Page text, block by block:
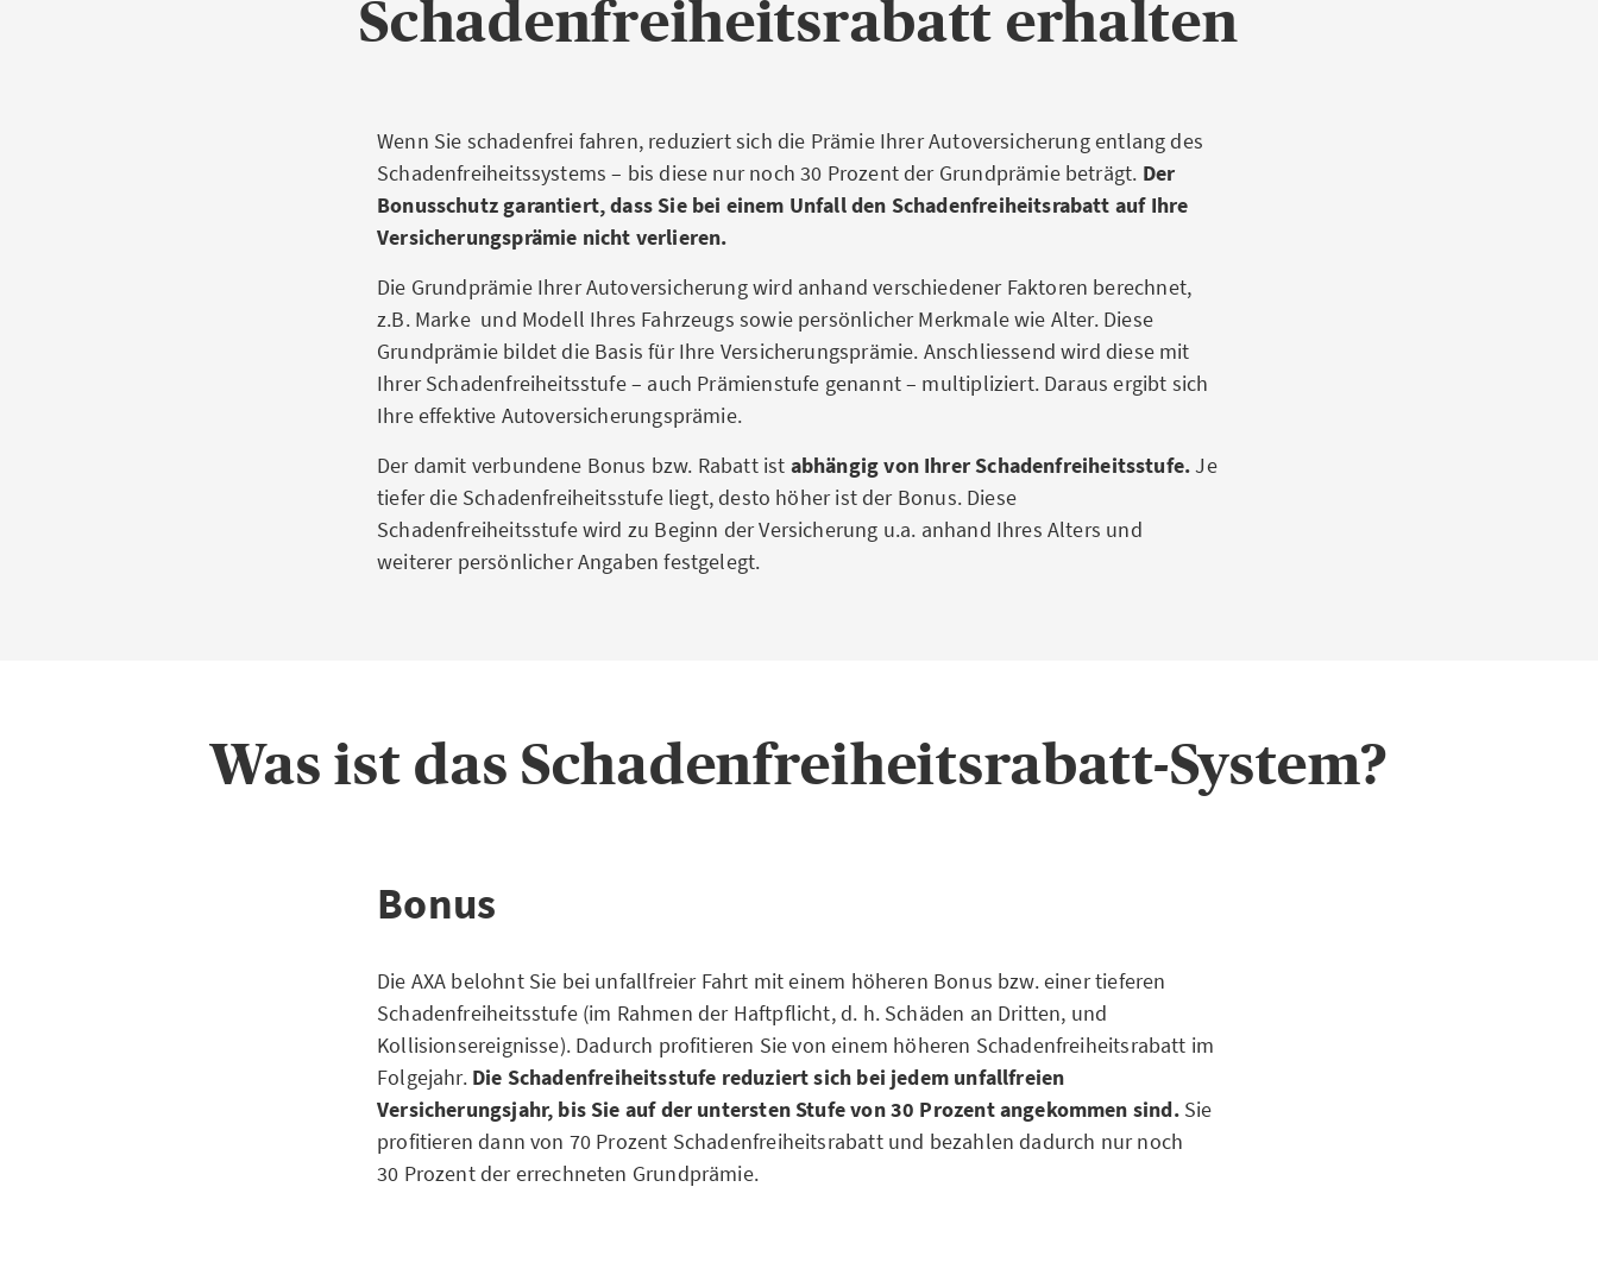
Schadenfreiheitsrabatt erhalten
Wenn Sie schadenfrei fahren, reduziert sich die Prämie Ihrer Autoversicherung entlang des
Schadenfreiheitssystems – bis diese nur noch 30 Prozent der Grundprämie beträgt. Der
Bonusschutz garantiert, dass Sie bei einem Unfall den Schadenfreiheitsrabatt auf Ihre
Versicherungsprämie nicht verlieren.
Die Grundprämie Ihrer Autoversicherung wird anhand verschiedener Faktoren berechnet,
z.B. Marke und Modell Ihres Fahrzeugs sowie persönlicher Merkmale wie Alter. Diese
Grundprämie bildet die Basis für Ihre Versicherungsprämie. Anschliessend wird diese mit
Ihrer Schadenfreiheitsstufe – auch Prämienstufe genannt – multipliziert. Daraus ergibt sich
Ihre effektive Autoversicherungsprämie.
Der damit verbundene Bonus bzw. Rabatt ist abhängig von Ihrer Schadenfreiheitsstufe.Je
tiefer die Schadenfreiheitsstufe liegt, desto höher ist der Bonus. Diese
Schadenfreiheitsstufe wird zu Beginn der Versicherung u.a. anhand Ihres Alters und
weiterer persönlicher Angaben festgelegt.
Was ist das Schadenfreiheitsrabatt-System?
Bonus
Die AXA belohnt Sie bei unfallfreier Fahrt mit einem höheren Bonus bzw. einer tieferen
Schadenfreiheitsstufe (im Rahmen der Haftpflicht, d. h. Schäden an Dritten, und
Kollisionsereignisse). Dadurch profitieren Sie von einem höheren Schadenfreiheitsrabatt im
Folgejahr. Die Schadenfreiheitsstufe reduziert sich bei jedem unfallfreien
Versicherungsjahr, bis Sie auf der untersten Stufe von 30 Prozent angekommen sind.Sie
profitieren dann von 70 Prozent Schadenfreiheitsrabatt und bezahlen dadurch nur noch
30 Prozent der errechneten Grundprämie.